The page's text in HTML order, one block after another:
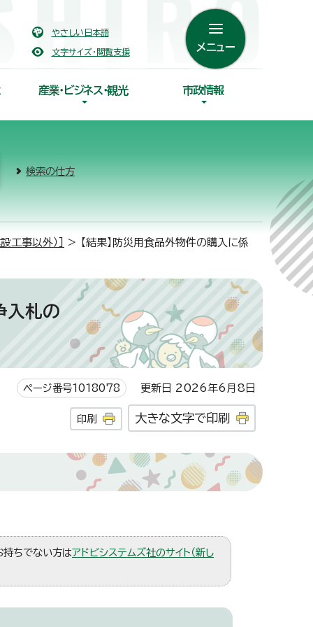
やさしい日本語
文字サイズ・閲覧支援 メニュー
産業・ビジネス・観光 市政情報
検索の仕方
工事以外）］ > 【結果】防災用食品外物件の購入に係
入札の
ページ番号1018078 更新日 2026年6月8日
印刷 大きな文字で印刷
持ちでない方はアドビシステムズ社のサイト（新し